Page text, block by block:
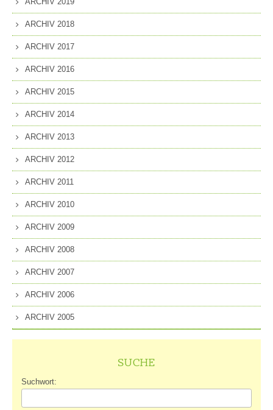
ARCHIV 2018
ARCHIV 2017
ARCHIV 2016
ARCHIV 2015
ARCHIV 2014
ARCHIV 2013
ARCHIV 2012
ARCHIV 2011
ARCHIV 2010
ARCHIV 2009
ARCHIV 2008
ARCHIV 2007
ARCHIV 2006
ARCHIV 2005
SUCHE
Suchwort: